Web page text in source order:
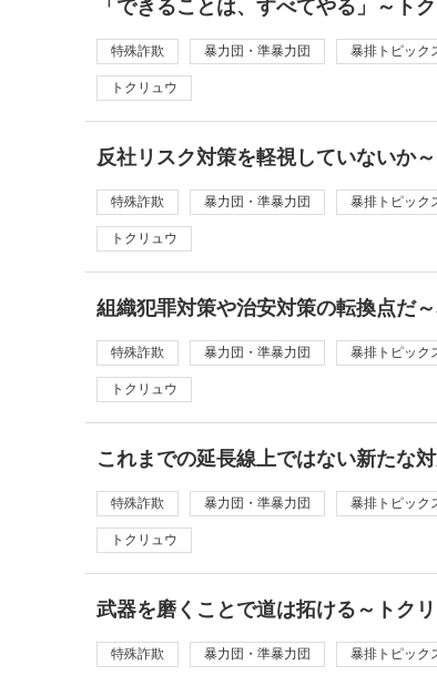
「できることは、すべてやる」～ト
特殊詐欺 暴力団・準暴力団 暴排トピック
トクリュウ
反社リスク対策を軽視していないか
特殊詐欺 暴力団・準暴力団 暴排トピック
トクリュウ
組織犯罪対策や治安対策の転換点だ
特殊詐欺 暴力団・準暴力団 暴排トピック
トクリュウ
これまでの延長線上ではない新たな
特殊詐欺 暴力団・準暴力団 暴排トピック
トクリュウ
武器を磨くことで道は拓ける～トク
特殊詐欺 暴力団・準暴力団 暴排トピック